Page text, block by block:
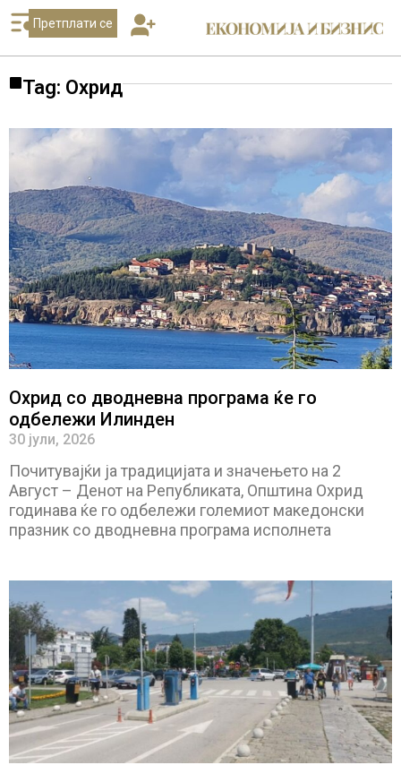
Претплати се
Tag: Охрид
Охрид со дводневна програма ќе го
одбележи Илинден
30 јули, 2026
Почитувајќи ја традицијата и значењето на 2
Август – Денот на Републиката, Општина Охрид
годинава ќе го одбележи големиот македонски
празник со дводневна програма исполнета